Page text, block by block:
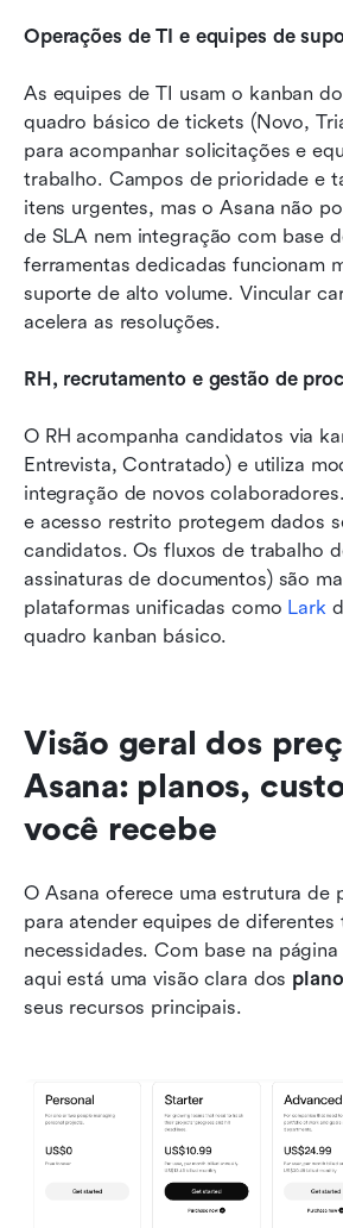
Operações de TI e equipes de
As equipes de TI usam o kanban
quadro básico de tickets (Novo,
para acompanhar solicitações e
trabalho. Campos de prioridade e
itens urgentes, mas o Asana não
de SLA nem integração com base
ferramentas dedicadas funcionam
suporte de alto volume. Vincular
acelera as resoluções.
RH, recrutamento e gestão de
O RH acompanha candidatos via
Entrevista, Contratado) e utiliza
integração de novos
e acesso restrito protegem dados
candidatos. Os fluxos de trabalho
assinaturas de documentos) são
plataformas unificadas como Lark
quadro kanban básico.
Visão geral dos
Asana: planos,
você recebe
O Asana oferece uma estrutura de
para atender equipes de diferentes
necessidades. Com base na
aqui está uma visão clara dos
seus recursos principais.